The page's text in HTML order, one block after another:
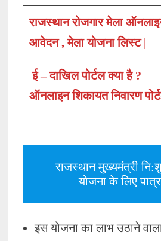
राजस्थान रोजगार मेला
आवेदन , मेला योजना लिस्ट |
ई – दाखिल पोर्टल क्या है ?
ऑनलाइन शिकायत निवारण
राजस्थान मुख्यमंत्री
योजना के लिए
इस योजना का लाभ उठाने